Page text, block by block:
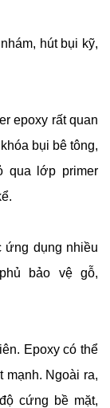
hút bụi kỹ,
epoxy rất quan
bụi bê tông,
qua lớp primer
ứng dụng nhiều
bảo vệ gỗ,
Epoxy có thể
mạnh. Ngoài ra,
cứng bề mặt,